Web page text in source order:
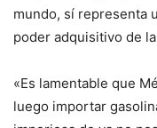
mundo, sí representa
poder adquisitivo de
«Es lamentable que
luego importar